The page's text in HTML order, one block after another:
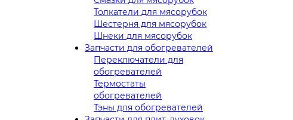
Толкатели для мясорубок
Шестерня для мясорубок
Шнеки для мясорубок
Запчасти для обогревателей
Переключатели для
обогревателей
Термостаты
обогревателей
Тэны для обогревателей